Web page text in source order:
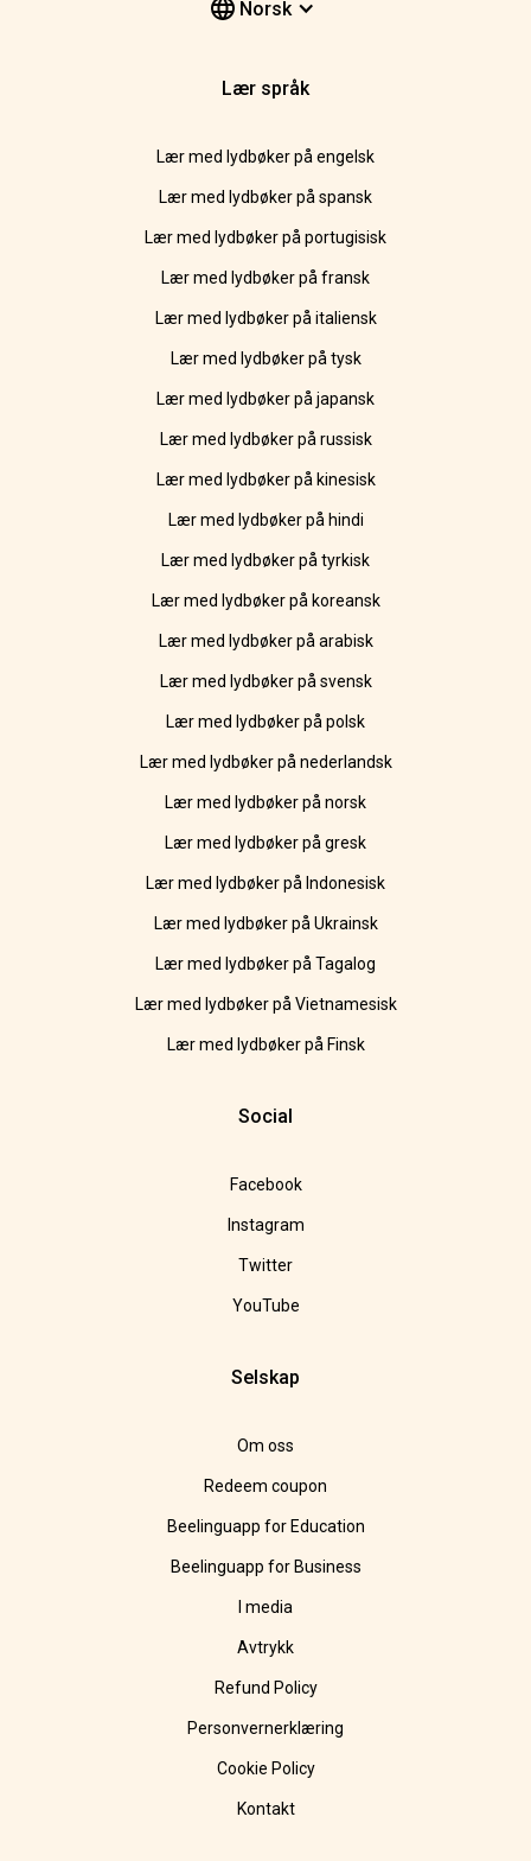
Norsk
Lær språk
Lær med lydbøker på engelsk
Lær med lydbøker på spansk
Lær med lydbøker på portugisisk
Lær med lydbøker på fransk
Lær med lydbøker på italiensk
Lær med lydbøker på tysk
Lær med lydbøker på japansk
Lær med lydbøker på russisk
Lær med lydbøker på kinesisk
Lær med lydbøker på hindi
Lær med lydbøker på tyrkisk
Lær med lydbøker på koreansk
Lær med lydbøker på arabisk
Lær med lydbøker på svensk
Lær med lydbøker på polsk
Lær med lydbøker på nederlandsk
Lær med lydbøker på norsk
Lær med lydbøker på gresk
Lær med lydbøker på Indonesisk
Lær med lydbøker på Ukrainsk
Lær med lydbøker på Tagalog
Lær med lydbøker på Vietnamesisk
Lær med lydbøker på Finsk
Social
Facebook
Instagram
Twitter
YouTube
Selskap
Om oss
Redeem coupon
Beelinguapp for Education
Beelinguapp for Business
I media
Avtrykk
Refund Policy
Personvernerklæring
Cookie Policy
Kontakt